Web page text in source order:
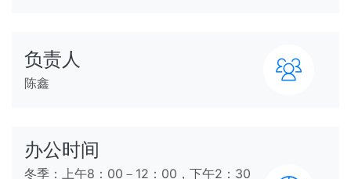
负责人
陈鑫
办公时间
冬季：上午8：00－12：00，下午2：30